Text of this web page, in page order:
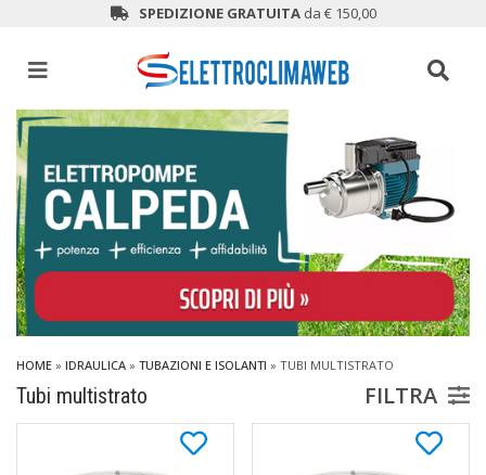
SPEDIZIONE GRATUITAda € 150,00
HOME » IDRAULICA » TUBAZIONI E ISOLANTI » TUBI MULTISTRATO
Tubi multistrato FILTRA